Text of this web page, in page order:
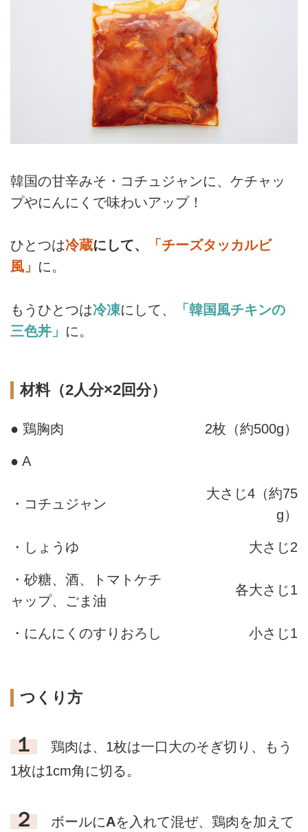
韓国の甘辛みそ・コチュジャンに、ケチャッ
プやにんにくで味わいアップ！
ひとつは冷蔵にして、
「チーズタッカルビ
風」 に。
もうひとつは冷凍にして、
「韓国風チキンの
三色丼」 に。
材料（2人分×2回分）
● 鶏胸肉 2枚（約500g）
● A
・コチュジャン
大さじ4（約75
g）
・しょうゆ 大さじ2
・砂糖、酒、トマトケチ
ャップ、ごま油
各大さじ1
・にんにくのすりおろし 小さじ1
つくり方
１
鶏肉は、1枚は一口大のそぎ切り、もう
1枚は1cm角に切る。
２ ボールにAを入れて混ぜ、鶏肉を加えて